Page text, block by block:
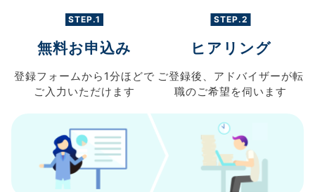
STEP.1
無料お申込み
登録フォームから 1分ほどで
ご入力 いただけます
STEP.2
ヒアリング
ご登録後、 アドバイザーが転
職のご希望を伺います